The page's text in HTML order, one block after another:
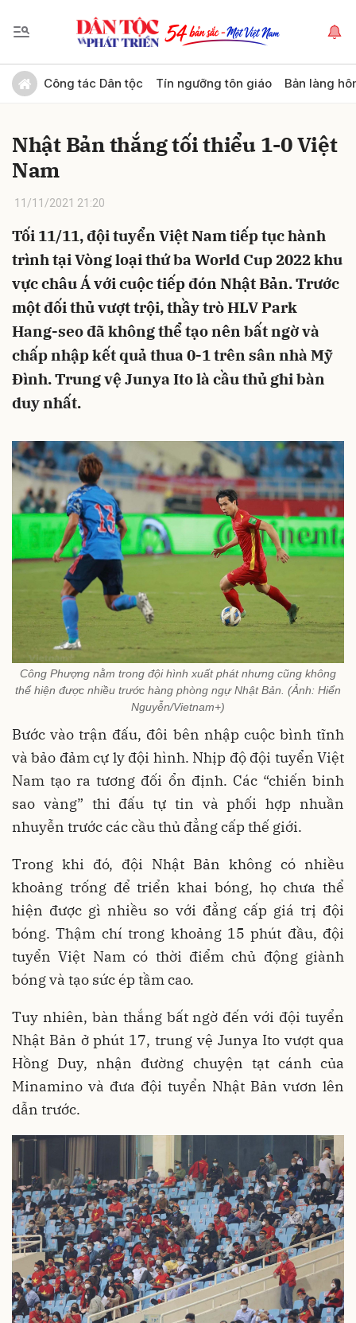
Công tác Dân tộc Tín ngưỡng tôn giáo Bản làng
Nhật Bản thắng tối thiểu 1-0 Việt
Nam
11/11/2021 21:20
Tối 11/11, đội tuyển Việt Nam tiếp tục hành
trình tại Vòng loại thứ ba World Cup 2022 khu
vực châu Á với cuộc tiếp đón Nhật Bản. Trước
một đối thủ vượt trội, thầy trò HLV Park
Hang-seo đã không thể tạo nên bất ngờ và
chấp nhập kết quả thua 0-1 trên sân nhà Mỹ
Đình. Trung vệ Junya Ito là cầu thủ ghi bàn
duy nhất.
Công Phượng nằm trong đội hình xuất phát nhưng cũng không
thể hiện được nhiều trước hàng phòng ngự Nhật Bản. (Ảnh: Hiển
Nguyễn/Vietnam+)
Bước vào trận đấu, đôi bên nhập cuộc bình tĩnh
và bảo đảm cự ly đội hình. Nhịp độ đội tuyển Việt
Nam tạo ra tương đối ổn định. Các “chiến binh
sao vàng” thi đấu tự tin và phối hợp nhuần
nhuyễn trước các cầu thủ đẳng cấp thế giới.
Trong khi đó, đội Nhật Bản không có nhiều
khoảng trống để triển khai bóng, họ chưa thể
hiện được gì nhiều so với đẳng cấp giá trị đội
bóng. Thậm chí trong khoảng 15 phút đầu, đội
tuyển Việt Nam có thời điểm chủ động giành
bóng và tạo sức ép tầm cao.
Tuy nhiên, bàn thắng bất ngờ đến với đội tuyển
Nhật Bản ở phút 17, trung vệ Junya Ito vượt qua
Hồng Duy, nhận đường chuyện tạt cánh của
Minamino và đưa đội tuyển Nhật Bản vươn lên
dẫn trước.
Gửi bình luận
Hủy Gửi